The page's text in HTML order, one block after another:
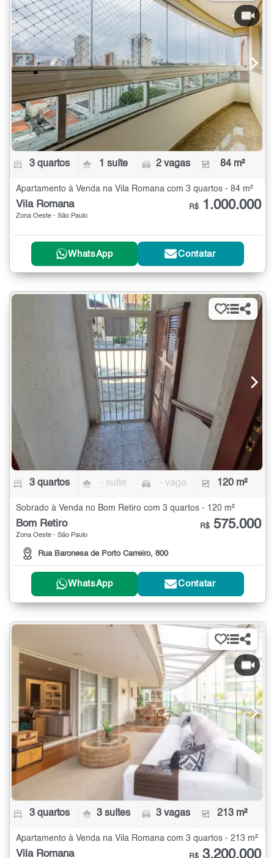
3 quartos 1 suíte 2 vagas 84 m²
Apartamento à Venda na Vila Romana com 3 quartos - 84 m²
Vila Romana
Zona Oeste - São Paulo
R$ 1.000.000
WhatsApp Contatar
3 quartos - suíte - vaga 120 m²
Sobrado à Venda no Bom Retiro com 3 quartos - 120 m²
Bom Retiro
Zona Oeste - São Paulo
Rua Baronesa de Porto Carreiro, 800
R$ 575.000
WhatsApp Contatar
3 quartos 3 suítes 3 vagas 213 m²
Apartamento à Venda na Vila Romana com 3 quartos - 213 m²
Vila Romana R$ 3.200.000